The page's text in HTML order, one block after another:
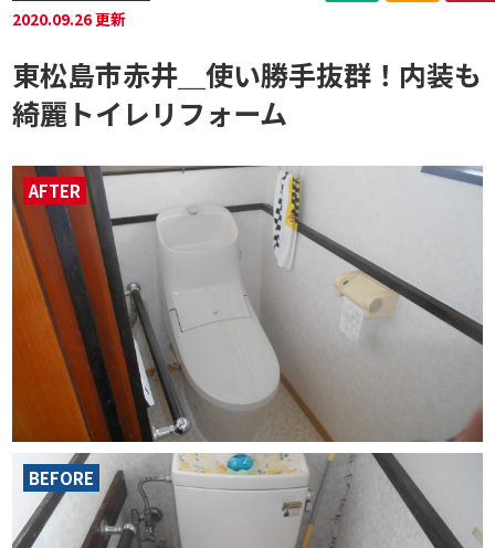
2020.09.26 更新
東松島市赤井＿使い勝手抜群！内装も
綺麗トイレリフォーム
AFTER
BEFORE